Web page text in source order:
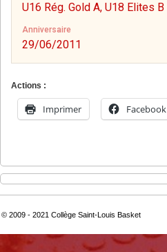
U16 Rég. Gold A, U18 Elites B
Anniversaire
29/06/2011
Actions :
Imprimer Facebook
© 2009 - 2021 Collège Saint-Louis Basket